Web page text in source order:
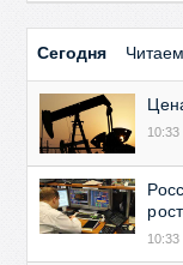
Сегодня
10:33
10:33